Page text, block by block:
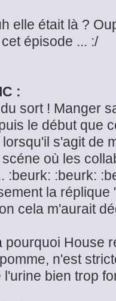
elle était là ?
épisode ... :/
:
sort ! Manger
le début que
s'agit de
où les
:beurk: :beurk:
la
cela m'aurait
pourquoi House
n'est
l'urine bien trop